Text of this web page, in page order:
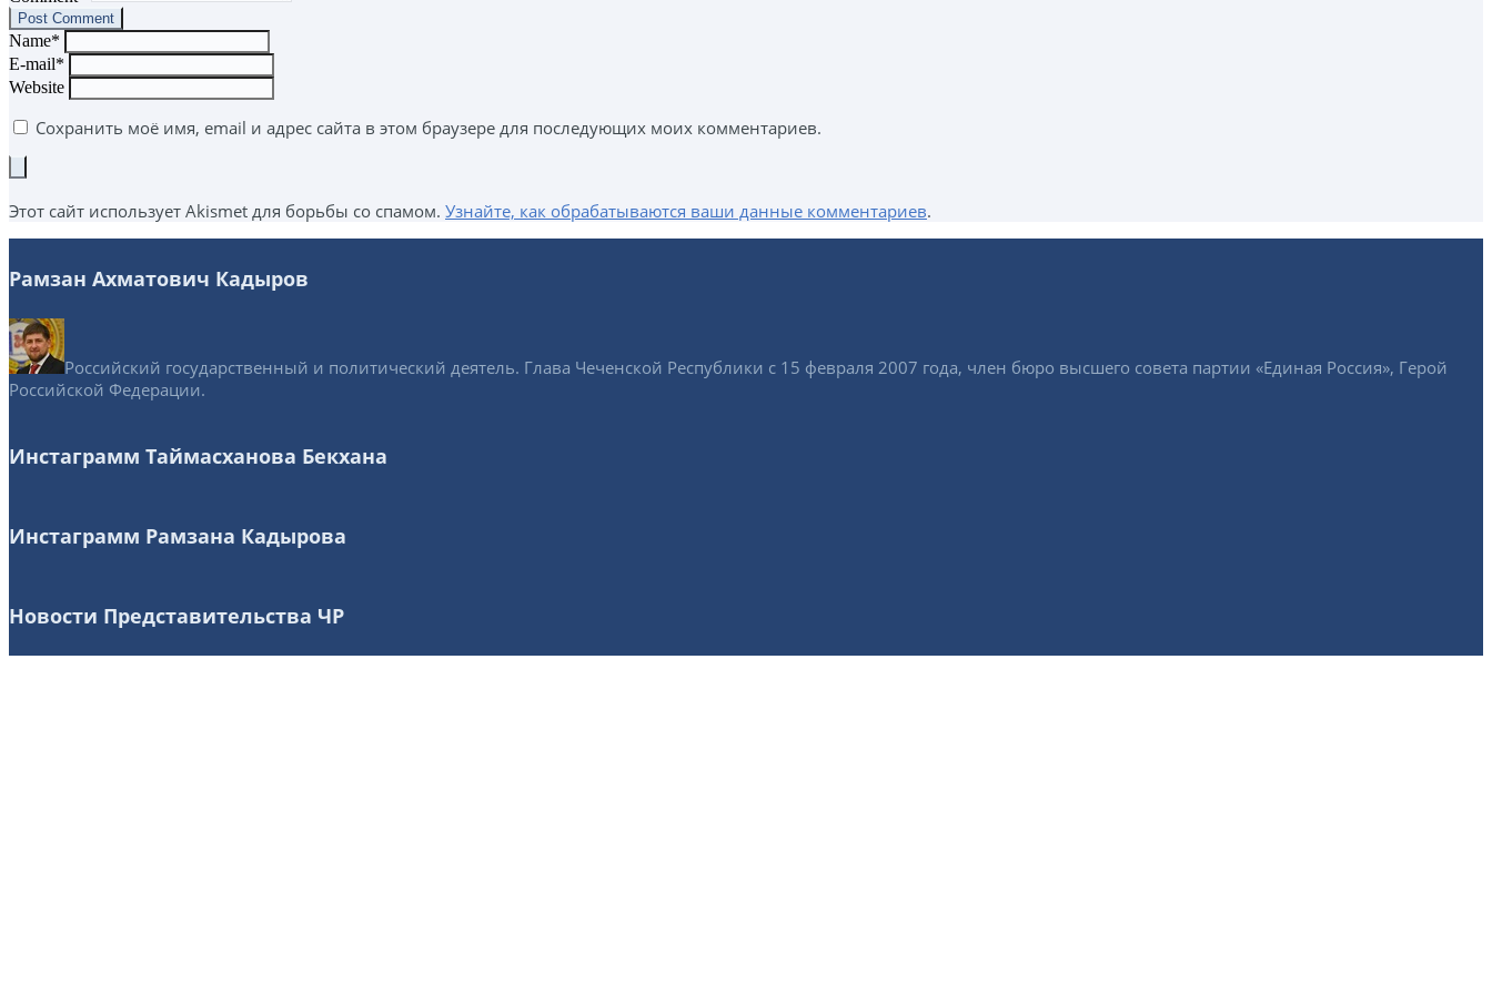
Name*
E-mail*
Website
Сохранить моё имя, email и адрес сайта в этом браузере для последующих моих комментариев.
Этот сайт использует Akismet для борьбы со спамом. Узнайте, как обрабатываются ваши данные комментариев.
Рамзан Ахматович Кадыров
Российский государственный и политический деятель. Глава Чеченской Республики с 15 февраля 2007 года, член бюро высшего совета партии «Единая Россия», Герой
Российской Федерации.
Инстаграмм Таймасханова Бекхана
Инстаграмм Рамзана Кадырова
Новости Представительства ЧР